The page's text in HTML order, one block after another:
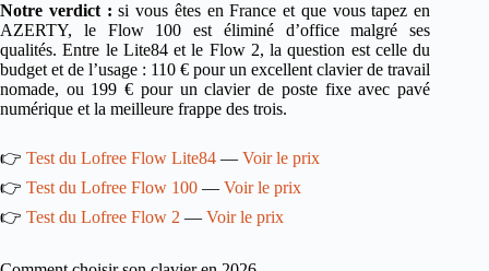
Notre verdict : si vous êtes en France et que vous tapez en
AZERTY, le Flow 100 est éliminé d’office malgré ses
qualités. Entre le Lite84 et le Flow 2, la question est celle du
budget et de l’usage : 110 € pour un excellent clavier de travail
nomade, ou 199 € pour un clavier de poste fixe avec pavé
numérique et la meilleure frappe des trois.
👉 Test du Lofree Flow Lite84 — Voir le prix
👉 Test du Lofree Flow 100 — Voir le prix
👉 Test du Lofree Flow 2 — Voir le prix